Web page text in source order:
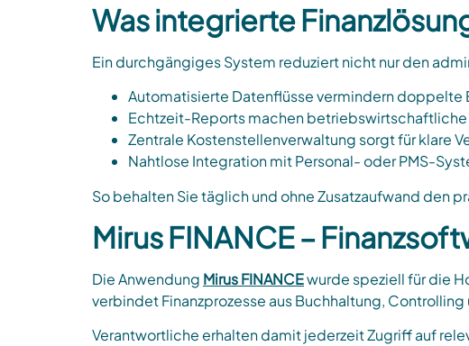
Was integrierte
Ein durchgängiges System reduziert nicht nur den
Automatisierte Datenflüsse vermindern doppelte
Echtzeit-Reports machen
Zentrale Kostenstellenverwaltung sorgt für klare
Nahtlose Integration mit Personal- oder PMS-
So behalten Sie täglich und ohne Zusatzaufwand den
Mirus FINANCE –
Die Anwendung Mirus FINANCEwurde speziell für die
verbindet Finanzprozesse aus Buchhaltung,
Verantwortliche erhalten damit jederzeit Zugriff auf